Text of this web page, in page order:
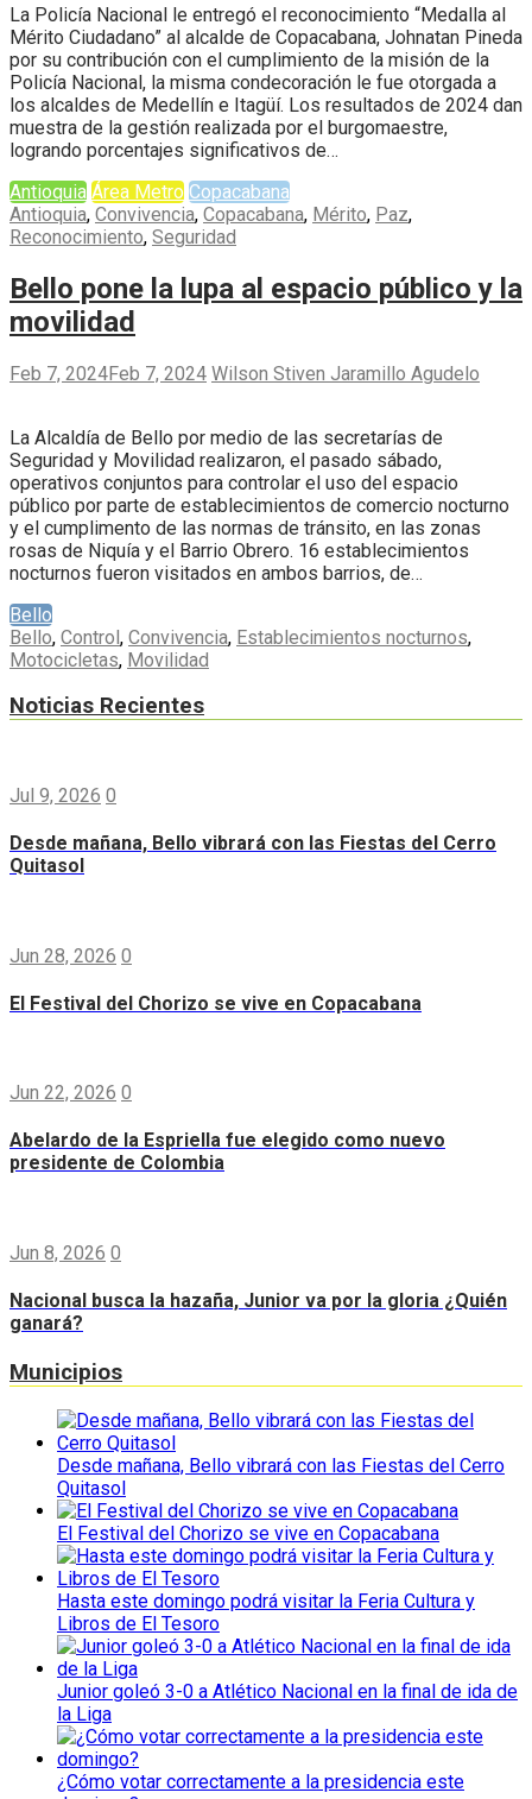
La Policía Nacional le entregó el reconocimiento “Medalla al
Mérito Ciudadano” al alcalde de Copacabana, Johnatan Pineda
por su contribución con el cumplimiento de la misión de la
Policía Nacional, la misma condecoración le fue otorgada a
los alcaldes de Medellín e Itagüí. Los resultados de 2024 dan
muestra de la gestión realizada por el burgomaestre,
logrando porcentajes significativos de…
Antioquia Área Metro Copacabana
Antioquia, Convivencia, Copacabana, Mérito, Paz,
Reconocimiento, Seguridad
Bello pone la lupa al espacio público y la
movilidad
Feb 7, 2024Feb 7, 2024 Wilson Stiven Jaramillo Agudelo
La Alcaldía de Bello por medio de las secretarías de
Seguridad y Movilidad realizaron, el pasado sábado,
operativos conjuntos para controlar el uso del espacio
público por parte de establecimientos de comercio nocturno
y el cumplimento de las normas de tránsito, en las zonas
rosas de Niquía y el Barrio Obrero. 16 establecimientos
nocturnos fueron visitados en ambos barrios, de…
Bello
Bello, Control, Convivencia, Establecimientos nocturnos,
Motocicletas, Movilidad
Noticias Recientes
Jul 9, 2026 0
Desde mañana, Bello vibrará con las Fiestas del Cerro
Quitasol
Jun 28, 2026 0
El Festival del Chorizo se vive en Copacabana
Jun 22, 2026 0
Abelardo de la Espriella fue elegido como nuevo
presidente de Colombia
Jun 8, 2026 0
Nacional busca la hazaña, Junior va por la gloria ¿Quién
ganará?
Municipios
Desde mañana, Bello vibrará con las Fiestas del Cerro
Quitasol
El Festival del Chorizo se vive en Copacabana
Hasta este domingo podrá visitar la Feria Cultura y
Libros de El Tesoro
Junior goleó 3-0 a Atlético Nacional en la final de ida de
la Liga
¿Cómo votar correctamente a la presidencia este